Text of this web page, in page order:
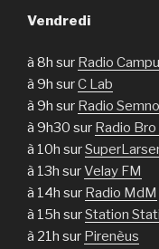
Vendredi
à 8h sur Radio
à 9h surC Lab
à 9h sur Radio
à 9h30 sur Radio
à 10h sur
à 13h surVelay FM
à 14h sur Radio MdM
à 15h surStation
à 21h sur Pirenèus